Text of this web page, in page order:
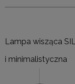
Lampa wisząca
i minimalistyczna